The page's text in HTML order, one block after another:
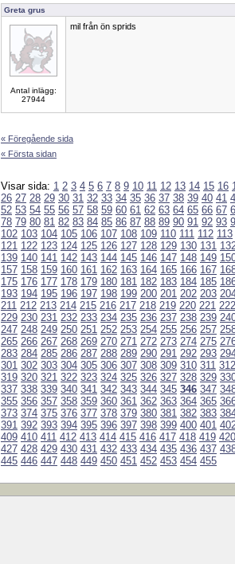
Greta grus
Antal inlägg:
27944
mil från ön sprids
« Föregående sida
« Första sidan
Visar sida: 1 2 3 4 5 6 7 8 9 10 11 12 13 14 15 16
26 27 28 29 30 31 32 33 34 35 36 37 38 39 40 41
52 53 54 55 56 57 58 59 60 61 62 63 64 65 66 67
78 79 80 81 82 83 84 85 86 87 88 89 90 91 92 93
102 103 104 105 106 107 108 109 110 111 112 113
121 122 123 124 125 126 127 128 129 130 131
139 140 141 142 143 144 145 146 147 148 149
157 158 159 160 161 162 163 164 165 166 167
175 176 177 178 179 180 181 182 183 184 185
193 194 195 196 197 198 199 200 201 202 203
211 212 213 214 215 216 217 218 219 220 221 222
229 230 231 232 233 234 235 236 237 238 239
247 248 249 250 251 252 253 254 255 256 257
265 266 267 268 269 270 271 272 273 274 275
283 284 285 286 287 288 289 290 291 292 293
301 302 303 304 305 306 307 308 309 310 311 312
319 320 321 322 323 324 325 326 327 328 329
337 338 339 340 341 342 343 344 345 346 347
355 356 357 358 359 360 361 362 363 364 365
373 374 375 376 377 378 379 380 381 382 383
391 392 393 394 395 396 397 398 399 400 401
409 410 411 412 413 414 415 416 417 418 419 420
427 428 429 430 431 432 433 434 435 436 437
445 446 447 448 449 450 451 452 453 454 455